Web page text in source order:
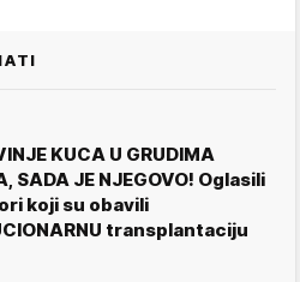
KUCA U GRUDIMA
SADA JE NJEGOVO! Oglasili
koji su obavili
transplantaciju